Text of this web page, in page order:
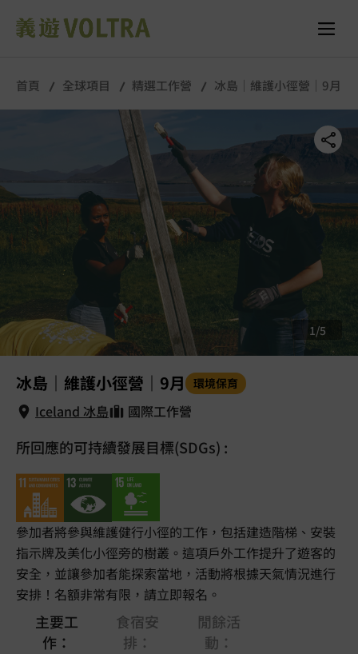
首頁 全球項目 精選工作營 冰島｜維護小徑營｜9月
冰島｜維護小徑營｜9月 環境保育
Iceland 冰島 國際工作營
1/5
所回應的可持續發展目標(SDGs) :
參加者將參與維護健行小徑的工作，包括建造階梯、安裝
指示牌及美化小徑旁的樹叢。這項戶外工作提升了遊客的
安全，並讓參加者能探索當地，活動將根據天氣情況進行
安排！名額非常有限，請立即報名。
主要工
作：
食宿安
排：
閒餘活
動：
舉行城市/地點 (只供參考)
Iceland 冰島